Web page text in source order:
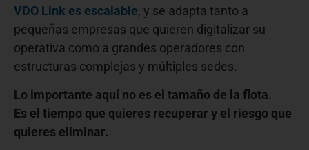
VDO Link es escalable, y se adapta tanto a
pequeñas empresas que quieren digitalizar su
operativa como a grandes operadores con
estructuras complejas y múltiples sedes.
Lo importante aquí no es el tamaño de la flota.
Es el tiempo que quieres recuperar y el riesgo que
quieres eliminar.